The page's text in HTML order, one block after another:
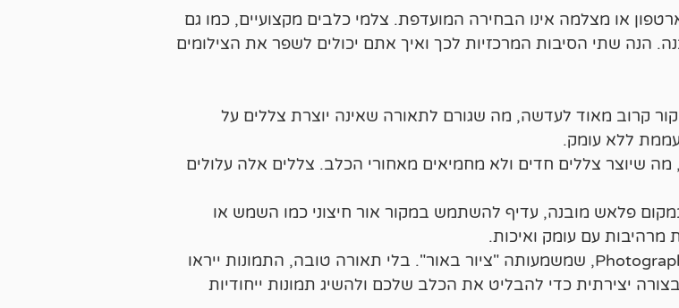
או מצלמה אינו הבחירה המועדפת. צלמי כלבים מקצועיים, כמו גם
הנה שתי הסיבות המרכזיות לכך ואיך אתם יכולים לשפר את הצילומים
קרוב מאוד לעדשה, מה שגורם לתאורה שאינה יוצרת צללים על
ללא עומק.
שיוצר צללים חדים ולא מחמיאים מאחורי הכלב. צללים אלה עלולים
פלאש מובנה, עדיף להשתמש במקור אור חיצוני כמו השמש או
מרהיבות עם עומק ואיכות.
מילת המפתח בצילום היא Photography, שמשמעותה "ציור באור". בלי תאורה טובה, התמונות ייראו
יצירתית כדי להבליט את הכלב שלכם ולהשיג תמונות ייחודיות